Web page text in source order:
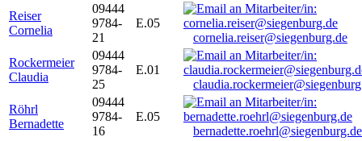
Reiser
Cornelia
09444
9784-
21
E.05
cornelia.reiser@siegenburg.de
Rockermeier
Claudia
09444
9784-
25
E.01
Röhrl
Bernadette
09444
9784-
16
E.05
bernadette.roehrl@siegenburg.de